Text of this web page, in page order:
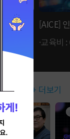
[AICE]
·교육비
+ 더보기